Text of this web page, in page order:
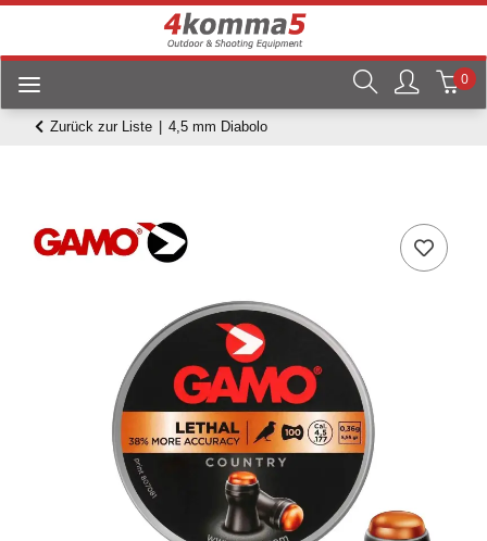
0
Zurück zur Liste 4,5 mm Diabolo